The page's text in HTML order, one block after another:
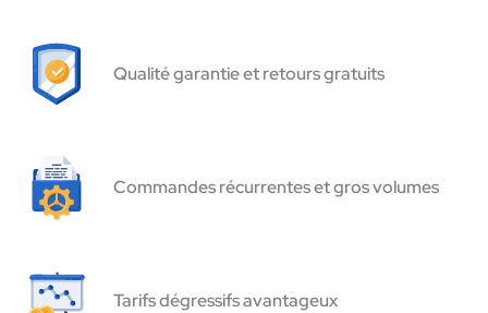
Qualité garantie et retours gratuits
Commandes récurrentes et gros volumes
Tarifs dégressifs avantageux